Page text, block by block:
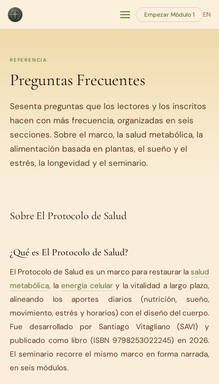
Empezar Módulo 1 EN
REFERENCIA
Preguntas Frecuentes
Sesenta preguntas que los lectores y los inscritos
hacen con más frecuencia, organizadas en seis
secciones. Sobre el marco, la salud metabólica, la
alimentación basada en plantas, el sueño y el
estrés, la longevidad y el seminario.
Sobre El Protocolo de Salud
¿Qué es El Protocolo de Salud?
El Protocolo de Salud es un marco para restaurar la salud
metabólica, laenergía celulary la vitalidad a largo plazo,
alineando los aportes diarios (nutrición, sueño,
movimiento, estrés y horarios) con el diseño del cuerpo.
Fue desarrollado por Santiago Vitagliano (SAVI) y
publicado como libro (ISBN 9798253022245) en 2026.
El seminario recorre el mismo marco en forma narrada,
en seis módulos.